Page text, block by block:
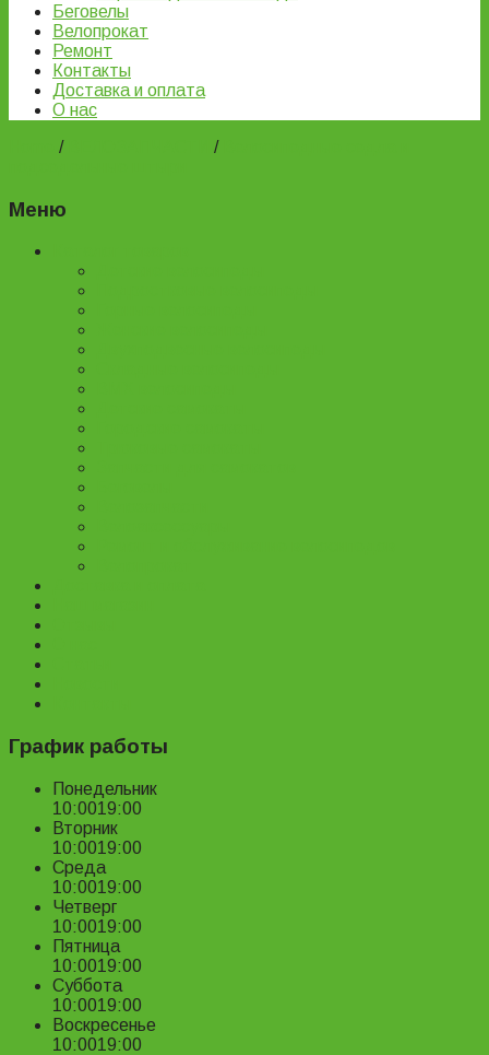
Беговелы
Велопрокат
Ремонт
Контакты
Доставка и оплата
О нас
/ /
Меню
График работы
Понедельник
10:0019:00
Вторник
10:0019:00
Среда
10:0019:00
Четверг
10:0019:00
Пятница
10:0019:00
Суббота
10:0019:00
Воскресенье
10:0019:00